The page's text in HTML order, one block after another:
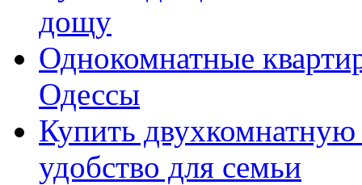
дощу
Однокомнатные
Одессы
Купить
удобство для семьи